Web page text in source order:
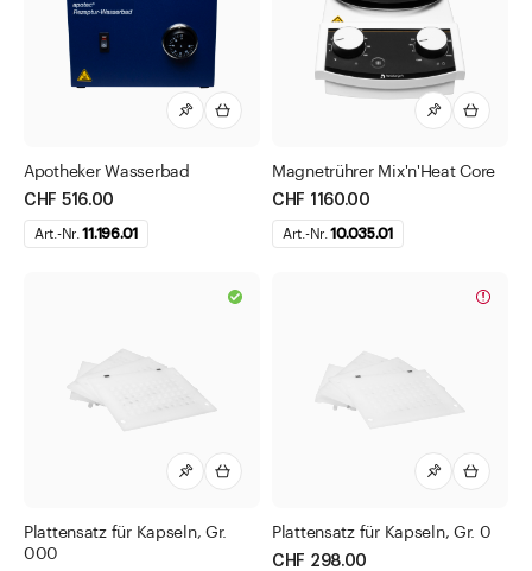
Beutel
Bunsenbrenner
Drogendosen
Erlenmeyerkolben DURAN®
Faltenfilter
Geräte und Apparate
Rezeptur-Wasserbad APOTEC®
Kanister
Messkolben DURAN®
Messpipetten
Apotheker Wasserbad
CHF 516.00
Art.-Nr.11.196.01
Magnetrührer Mix'n'Heat Core
CHF 1160.00
Art.-Nr.10.035.01
Plattensatz für Kapseln, Gr.
000
Plattensatz für Kapseln, Gr. 0
CHF 298.00